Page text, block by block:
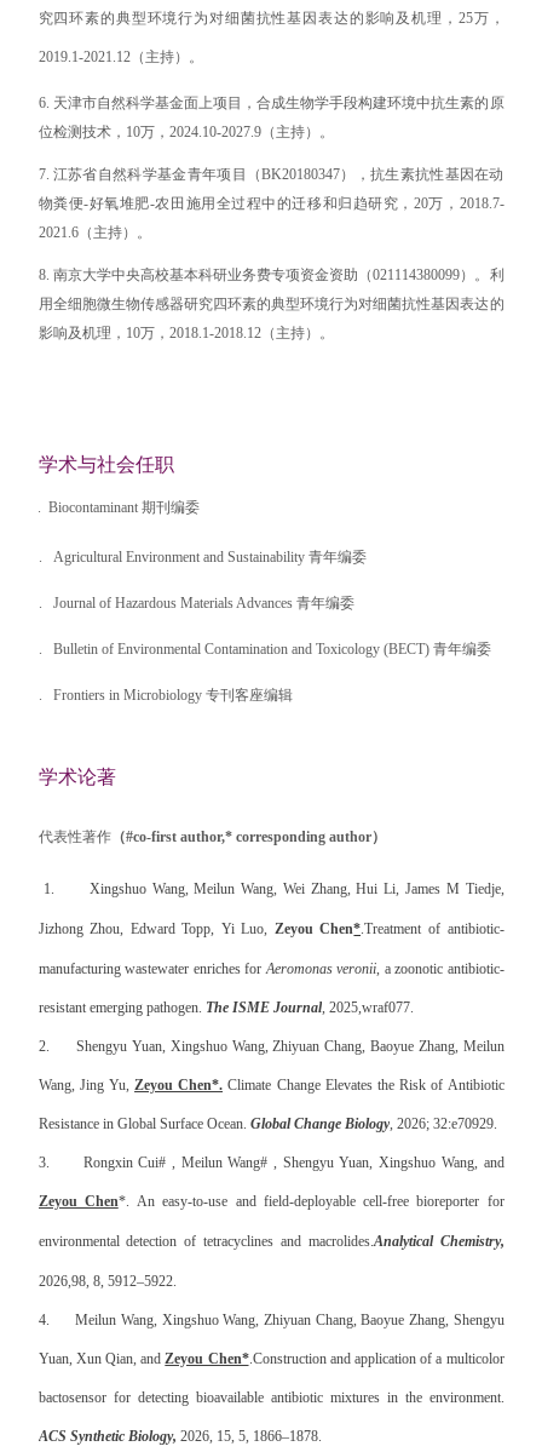
究四环素的典型环境行为对细菌抗性基因表达的影响及机理， 25万，
2019.1-2021.12（主持）。
6. 天津市自然科学基金面上项目，合成生物学手段构建环境中抗生素的原
位检测技术，10万，2024.10-2027.9（主持）。
7. 江苏省自然科学基金青年项目（BK20180347），抗生素抗性基因在动
物粪便-好氧堆肥-农田施用全过程中的迁移和归趋研究，20万，2018.7-
2021.6（主持）。
8. 南京大学中央高校基本科研业务费专项资金资助（021114380099）。利
用全细胞微生物传感器研究四环素的典型环境行为对细菌抗性基因表达的
影响及机理，10万，2018.1-2018.12（主持）。
学术与社会任职
1. Biocontaminant 期刊编委
2. 2. Agricultural Environment and Sustainability 青年编委
3. 3. Journal of Hazardous Materials Advances 青年编委
4. 4. Bulletin of Environmental Contamination and Toxicology (BECT) 青年编委
5. 5. Frontiers in Microbiology 专刊客座编辑
学术论著
代表性著作（#co-first author,* corresponding author）
1. Xingshuo Wang,Meilun Wang, Wei Zhang,Hui Li, James M Tiedje,
Jizhong Zhou, Edward Topp, Yi Luo, Zeyou Chen*.Treatment of antibiotic-
manufacturing wastewater enriches forAeromonas veronii, a zoonotic antibiotic-
resistant emerging pathogen. The ISME Journal, 2025,wraf077.
2. Shengyu Yuan, Xingshuo Wang, Zhiyuan Chang, Baoyue Zhang, Meilun
Wang, Jing Yu,Zeyou Chen*. Climate Change Elevates the Risk of Antibiotic
Resistance in Global Surface Ocean. Global Change Biology, 2026; 32:e70929.
3. Rongxin Cui# , Meilun Wang# , Shengyu Yuan, Xingshuo Wang, and
Zeyou Chen*. An easy-to-use and field-deployable cell-free bioreporter for
environmental detection of tetracyclines and macrolides.Analytical Chemistry,
2026,98, 8, 5912–5922.
4. Meilun Wang, Xingshuo Wang, Zhiyuan Chang, Baoyue Zhang, Shengyu
Yuan, Xun Qian, andZeyou Chen*.Construction and application of a multicolor
bactosensor for detecting bioavailable antibiotic mixtures in the environment.
ACS Synthetic Biology, 2026, 15, 5, 1866–1878.